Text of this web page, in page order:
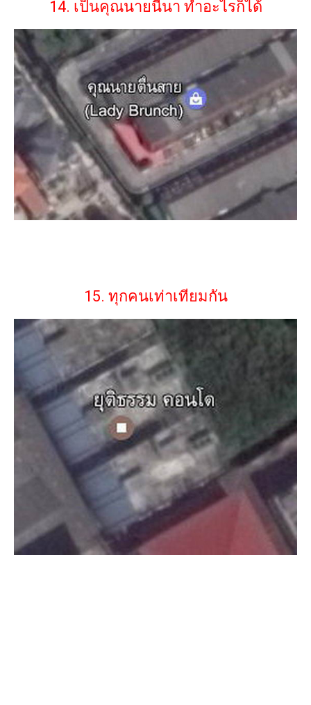
14. เป็นคุณนายนี่นา ทำอะไรก็ได้
15. ทุกคนเท่าเทียมกัน